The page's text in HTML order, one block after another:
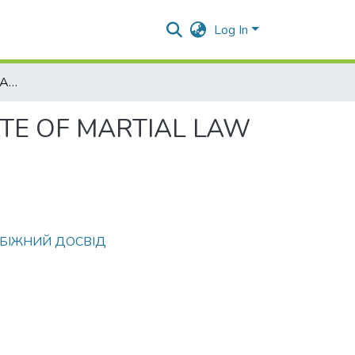
Log In
FEATURES OF POLICE ACTIVITIES DURING THE STATE OF MARTIAL LAW
OF MARTIAL LAW
ДОСВІД